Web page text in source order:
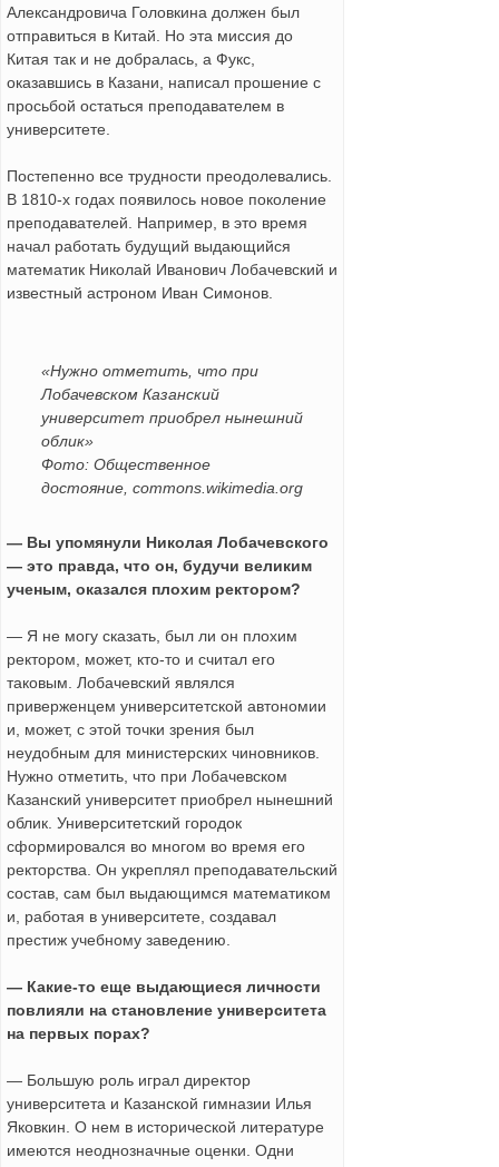
Александровича Головкина должен был
отправиться в Китай. Но эта миссия до
Китая так и не добралась, а Фукс,
оказавшись в Казани, написал прошение с
просьбой остаться преподавателем в
университете.
Постепенно все трудности преодолевались.
В 1810-х годах появилось новое поколение
преподавателей. Например, в это время
начал работать будущий выдающийся
математик Николай Иванович Лобачевский и
известный астроном Иван Симонов.
«Нужно отметить, что при
Лобачевском Казанский
университет приобрел нынешний
облик»
Фото: Общественное
достояние, commons.wikimedia.org
— Вы упомянули Николая Лобачевского
— это правда, что он, будучи великим
ученым, оказался плохим ректором?
— Я не могу сказать, был ли он плохим
ректором, может, кто-то и считал его
таковым. Лобачевский являлся
приверженцем университетской автономии
и, может, с этой точки зрения был
неудобным для министерских чиновников.
Нужно отметить, что при Лобачевском
Казанский университет приобрел нынешний
облик. Университетский городок
сформировался во многом во время его
ректорства. Он укреплял преподавательский
состав, сам был выдающимся математиком
и, работая в университете, создавал
престиж учебному заведению.
— Какие-то еще выдающиеся личности
повлияли на становление университета
на первых порах?
— Большую роль играл директор
университета и Казанской гимназии Илья
Яковкин. О нем в исторической литературе
имеются неоднозначные оценки. Одни